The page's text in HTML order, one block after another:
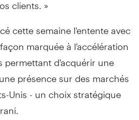
cette semaine l'entente avec
marquée à l'accélération
permettant d'acquérir une
présence sur des marchés
Unis - un choix stratégique